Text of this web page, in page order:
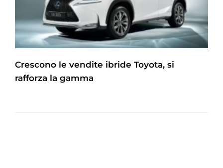
Crescono le vendite ibride Toyota, si
rafforza la gamma